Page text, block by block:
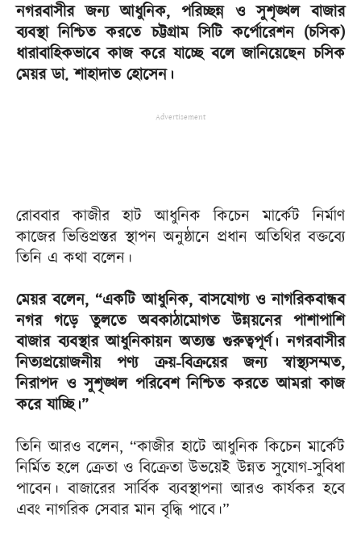
নগরবাসীর জন্য আধুনিক, পরিচ্ছন্ন ও সুশৃঙ্খল বাজার
ব্যবস্থা নিশ্চিত করতে চট্টগ্রাম সিটি কর্পোরেশন (চসিক)
ধারাবাহিকভাবে কাজ করে যাচ্ছে বলে জানিয়েছেন চসিক
মেয়র ডা. শাহাদাত হোসেন।
Advertisement
রোববার কাজীর হাট আধুনিক কিচেন মার্কেট নির্মাণ
কাজের ভিত্তিপ্রস্তর স্থাপন অনুষ্ঠানে প্রধান অতিথির বক্তব্যে
তিনি এ কথা বলেন।
মেয়র বলেন, “একটি আধুনিক, বাসযোগ্য ও নাগরিকবান্ধব
নগর গড়ে তুলতে অবকাঠামোগত উন্নয়নের পাশাপাশি
বাজার ব্যবস্থার আধুনিকায়ন অত্যন্ত গুরুত্বপূর্ণ। নগরবাসীর
নিত্যপ্রয়োজনীয় পণ্য ক্রয়-বিক্রয়ের জন্য স্বাস্থ্যসম্মত,
নিরাপদ ও সুশৃঙ্খল পরিবেশ নিশ্চিত করতে আমরা কাজ
করে যাচ্ছি।”
তিনি আরও বলেন, “কাজীর হাটে আধুনিক কিচেন মার্কেট
নির্মিত হলে ক্রেতা ও বিক্রেতা উভয়েই উন্নত সুযোগ-সুবিধা
পাবেন। বাজারের সার্বিক ব্যবস্থাপনা আরও কার্যকর হবে
এবং নাগরিক সেবার মান বৃদ্ধি পাবে।”